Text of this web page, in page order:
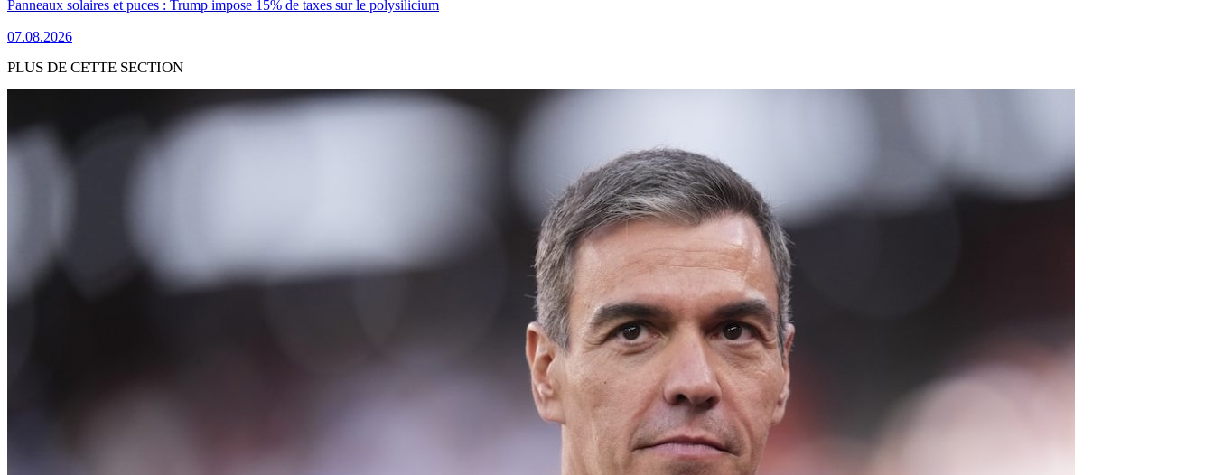
Panneaux solaires et puces : Trump impose 15% de taxes sur le polysilicium
07.08.2026
PLUS DE CETTE SECTION